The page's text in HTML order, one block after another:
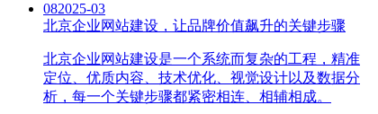
082025-03
北京企业网站建设，让品牌价值飙升的关键步骤
北京企业网站建设是一个系统而复杂的工程，精准
定位、优质内容、技术优化、视觉设计以及数据分
析，每一个关键步骤都紧密相连、相辅相成。